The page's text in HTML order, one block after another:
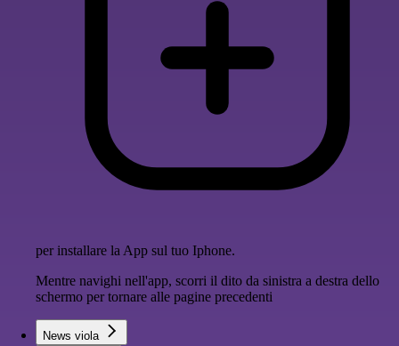
per installare la App sul tuo Iphone.
Mentre navighi nell'app, scorri il dito da sinistra a destra dello
schermo per tornare alle pagine precedenti
News viola